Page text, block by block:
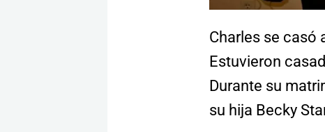
Charles se casó
Estuvieron
Durante su
su hija Becky